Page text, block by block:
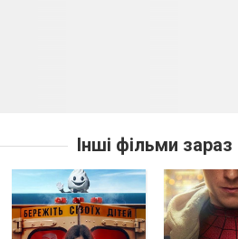
Інші фільми зараз